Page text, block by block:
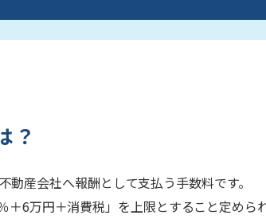
？
産会社へ報酬として支払う手数料です。
6万円＋消費税」を上限とすること定められ